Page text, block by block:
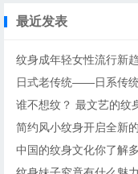
最近发表
纹身成年轻女性流行新
日式老传统——日系传
谁不想纹？ 最文艺的纹
简约风小纹身开启全新
中国的纹身文化你了解